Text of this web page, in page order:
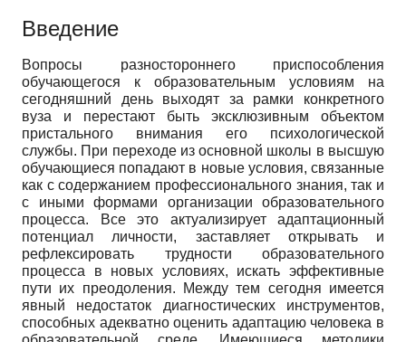
Введение
Вопросы разностороннего приспособления
обучающегося к образовательным условиям на
сегодняшний день выходят за рамки конкретного
вуза и перестают быть эксклюзивным объектом
пристального внимания его психологической
службы. При переходе из основной школы в высшую
обучающиеся попадают в новые условия, связанные
как с содержанием профессионального знания, так и
с иными формами организации образовательного
процесса. Все это актуализирует адаптационный
потенциал личности, заставляет открывать и
рефлексировать трудности образовательного
процесса в новых условиях, искать эффективные
пути их преодоления. Между тем сегодня имеется
явный недостаток диагностических инструментов,
способных адекватно оценить адаптацию человека в